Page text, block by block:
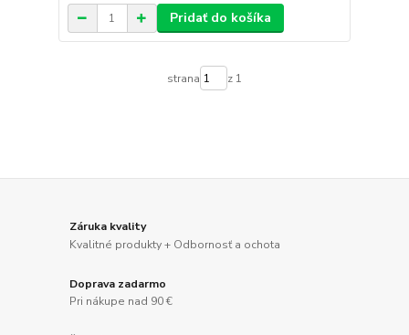
Pridať do košíka
strana z 1
Záruka kvality
Kvalitné produkty + Odbornosť a ochota
Doprava zadarmo
Pri nákupe nad 90 €